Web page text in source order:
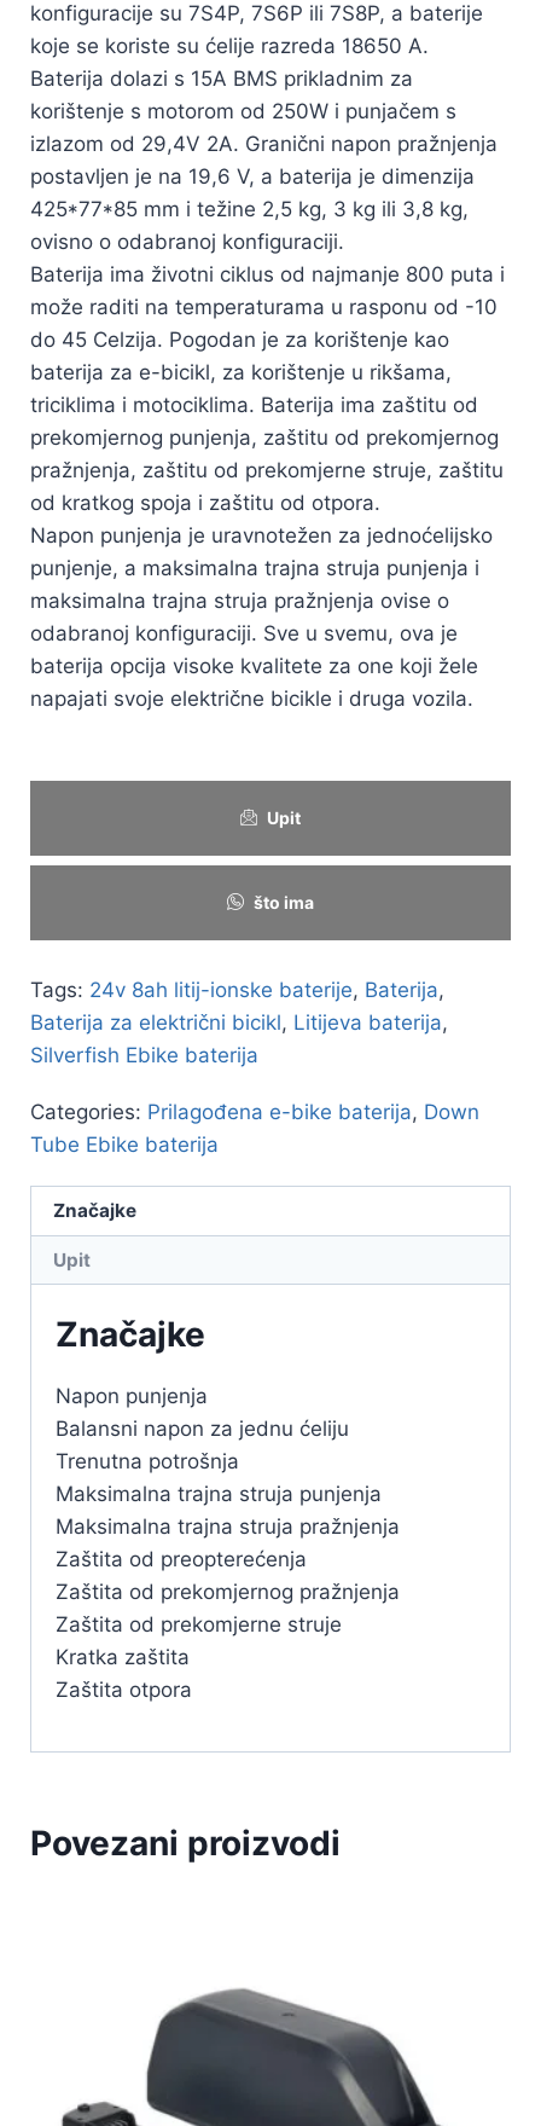
konfiguracije su 7S4P, 7S6P ili 7S8P, a baterije
koje se koriste su ćelije razreda 18650 A.
Baterija dolazi s 15A BMS prikladnim za
korištenje s motorom od 250W i punjačem s
izlazom od 29,4V 2A. Granični napon pražnjenja
postavljen je na 19,6 V, a baterija je dimenzija
425*77*85 mm i težine 2,5 kg, 3 kg ili 3,8 kg,
ovisno o odabranoj konfiguraciji.
Baterija ima životni ciklus od najmanje 800 puta i
može raditi na temperaturama u rasponu od -10
do 45 Celzija. Pogodan je za korištenje kao
baterija za e-bicikl, za korištenje u rikšama,
triciklima i motociklima. Baterija ima zaštitu od
prekomjernog punjenja, zaštitu od prekomjernog
pražnjenja, zaštitu od prekomjerne struje, zaštitu
od kratkog spoja i zaštitu od otpora.
Napon punjenja je uravnotežen za jednoćelijsko
punjenje, a maksimalna trajna struja punjenja i
maksimalna trajna struja pražnjenja ovise o
odabranoj konfiguraciji. Sve u svemu, ova je
baterija opcija visoke kvalitete za one koji žele
napajati svoje električne bicikle i druga vozila.
Upit
što ima
Tags: 24v 8ah litij-ionske baterije, Baterija,
Baterija za električni bicikl, Litijeva baterija,
Silverfish Ebike baterija
Categories: Prilagođena e-bike baterija, Down
Tube Ebike baterija
Značajke
Upit
Značajke
Napon punjenja
Balansni napon za jednu ćeliju
Trenutna potrošnja
Maksimalna trajna struja punjenja
Maksimalna trajna struja pražnjenja
Zaštita od preopterećenja
Zaštita od prekomjernog pražnjenja
Zaštita od prekomjerne struje
Kratka zaštita
Zaštita otpora
Povezani proizvodi